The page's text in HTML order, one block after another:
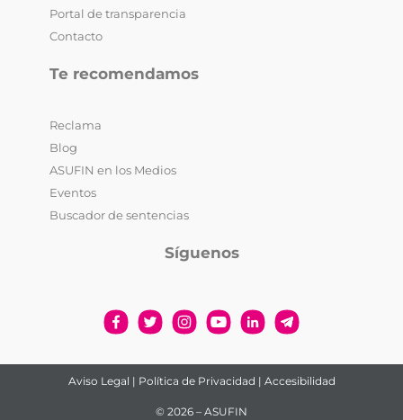
Portal de transparencia
Contacto
Te recomendamos
Reclama
Blog
ASUFIN en los Medios
Eventos
Buscador de sentencias
Síguenos
Aviso Legal | Política de Privacidad | Accesibilidad
© 2026 – ASUFIN